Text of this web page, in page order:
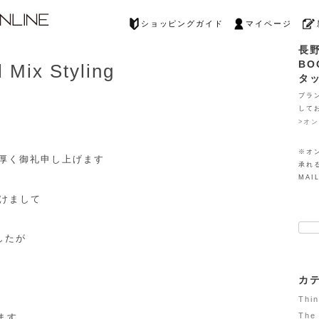
ショッピングガイド マイページ
Mix Styling
く御礼申し上げます
まして
たが
長
タ
ブラ
して
>オ
※オ
承れ
検
カ
The